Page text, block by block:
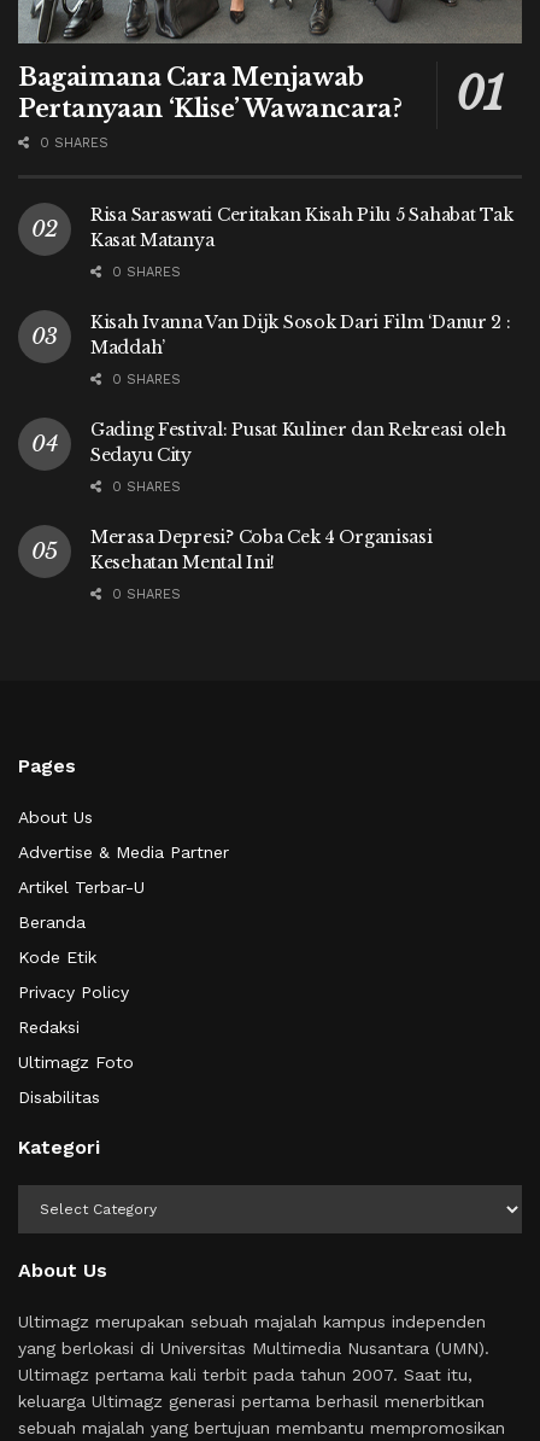
Bagaimana Cara Menjawab
Pertanyaan ‘Klise’ Wawancara?
0 SHARES
Risa Saraswati Ceritakan Kisah Pilu 5 Sahabat Tak
Kasat Matanya
0 SHARES
Kisah Ivanna Van Dijk Sosok Dari Film ‘Danur 2 :
Maddah’
0 SHARES
Gading Festival: Pusat Kuliner dan Rekreasi oleh
Sedayu City
0 SHARES
Merasa Depresi? Coba Cek 4 Organisasi
Kesehatan Mental Ini!
0 SHARES
Pages
About Us
Advertise & Media Partner
Artikel Terbar-U
Beranda
Kode Etik
Privacy Policy
Redaksi
Ultimagz Foto
Disabilitas
Kategori
About Us
Ultimagz merupakan sebuah majalah kampus independen
yang berlokasi di Universitas Multimedia Nusantara (UMN).
Ultimagz pertama kali terbit pada tahun 2007. Saat itu,
keluarga Ultimagz generasi pertama berhasil menerbitkan
sebuah majalah yang bertujuan membantu mempromosikan